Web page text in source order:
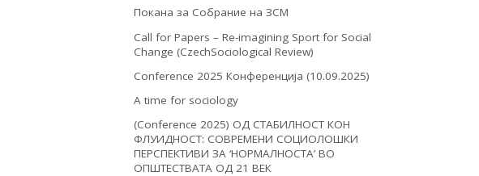
Покана за Собрание на ЗСМ
Call for Papers – Re-imagining Sport for Social
Change (CzechSociological Review)
Conference 2025 Конференција (10.09.2025)
A time for sociology
(Conference 2025) ОД СТАБИЛНОСТ КОН
ФЛУИДНОСТ: СОВРЕМЕНИ СОЦИОЛОШКИ
ПЕРСПЕКТИВИ ЗА ‘НОРМАЛНОСТА’ ВО
ОПШТЕСТВАТА ОД 21 ВЕК